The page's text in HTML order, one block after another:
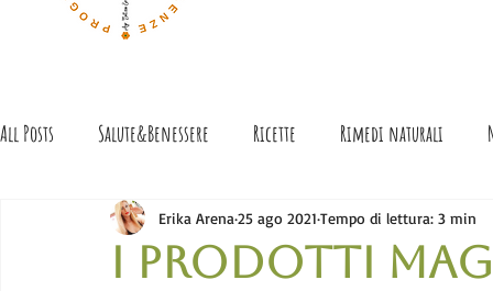
All Posts Salute&Benessere Ricette Rimedi naturali
Racconti di...Gastronomia!
I prodotti
Erika Arena 25 ago 2021 Tempo di lettura: 3 min